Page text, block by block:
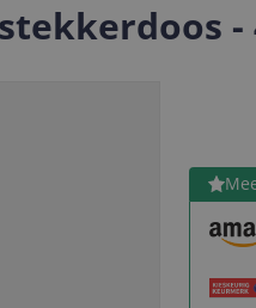
Bekijk